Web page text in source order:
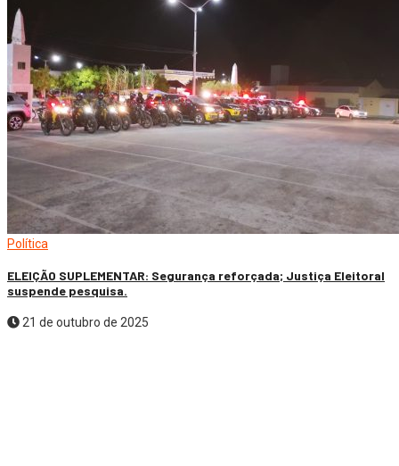
Política
ELEIÇÃO SUPLEMENTAR: Segurança reforçada; Justiça Eleitoral
suspende pesquisa.
21 de outubro de 2025